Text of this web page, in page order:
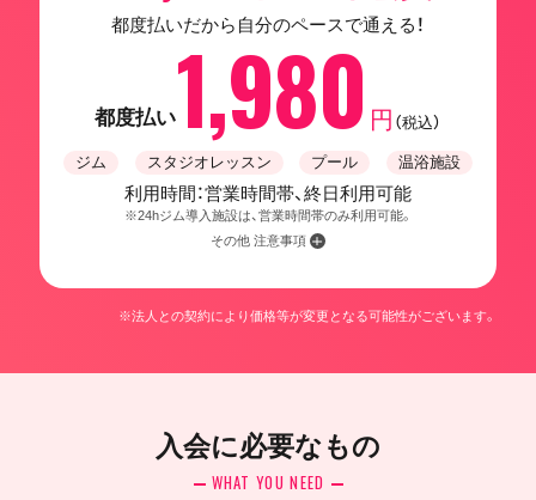
都度払いだから自分のペースで通える！
都度払い1,980 円 （税込）
ジム スタジオレッスン プール 温浴施設
利用時間：営業時間帯、終日利用可能
※24hジム導入施設は、営業時間帯のみ利用可能。
その他 注意事項
※法人との契約により価格等が変更となる可能性がございます。
入会に必要なもの
WHAT YOU NEED